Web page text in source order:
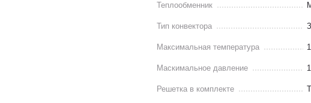
Теплообменник
Тип конвектора
Максимальная температура
Маскимальное давление
Решетка в комплекте